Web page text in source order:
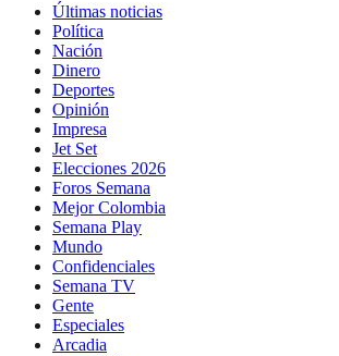
Últimas noticias
Política
Nación
Dinero
Deportes
Opinión
Impresa
Jet Set
Elecciones 2026
Foros Semana
Mejor Colombia
Semana Play
Mundo
Confidenciales
Semana TV
Gente
Especiales
Arcadia